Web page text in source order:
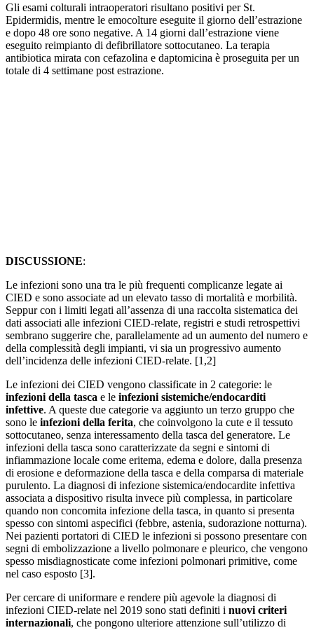
Gli esami colturali intraoperatori risultano positivi per St.
Epidermidis, mentre le emocolture eseguite il giorno dell’estrazione
e dopo 48 ore sono negative. A 14 giorni dall’estrazione viene
eseguito reimpianto di defibrillatore sottocutaneo. La terapia
antibiotica mirata con cefazolina e daptomicina è proseguita per un
totale di 4 settimane post estrazione.
DISCUSSIONE:
Le infezioni sono una tra le più frequenti complicanze legate ai
CIED e sono associate ad un elevato tasso di mortalità e morbilità.
Seppur con i limiti legati all’assenza di una raccolta sistematica dei
dati associati alle infezioni CIED-relate, registri e studi retrospettivi
sembrano suggerire che, parallelamente ad un aumento del numero e
della complessità degli impianti, vi sia un progressivo aumento
dell’incidenza delle infezioni CIED-relate. [1,2]
Le infezioni dei CIED vengono classificate in 2 categorie: le
infezioni della tasca e le infezioni sistemiche/endocarditi
infettive. A queste due categorie va aggiunto un terzo gruppo che
sono le infezioni della ferita, che coinvolgono la cute e il tessuto
sottocutaneo, senza interessamento della tasca del generatore. Le
infezioni della tasca sono caratterizzate da segni e sintomi di
infiammazione locale come eritema, edema e dolore, dalla presenza
di erosione e deformazione della tasca e della comparsa di materiale
purulento. La diagnosi di infezione sistemica/endocardite infettiva
associata a dispositivo risulta invece più complessa, in particolare
quando non concomita infezione della tasca, in quanto si presenta
spesso con sintomi aspecifici (febbre, astenia, sudorazione notturna).
Nei pazienti portatori di CIED le infezioni si possono presentare con
segni di embolizzazione a livello polmonare e pleurico, che vengono
spesso misdiagnosticate come infezioni polmonari primitive, come
nel caso esposto [3].
Per cercare di uniformare e rendere più agevole la diagnosi di
infezioni CIED-relate nel 2019 sono stati definiti i nuovi criteri
internazionali, che pongono ulteriore attenzione sull’utilizzo di